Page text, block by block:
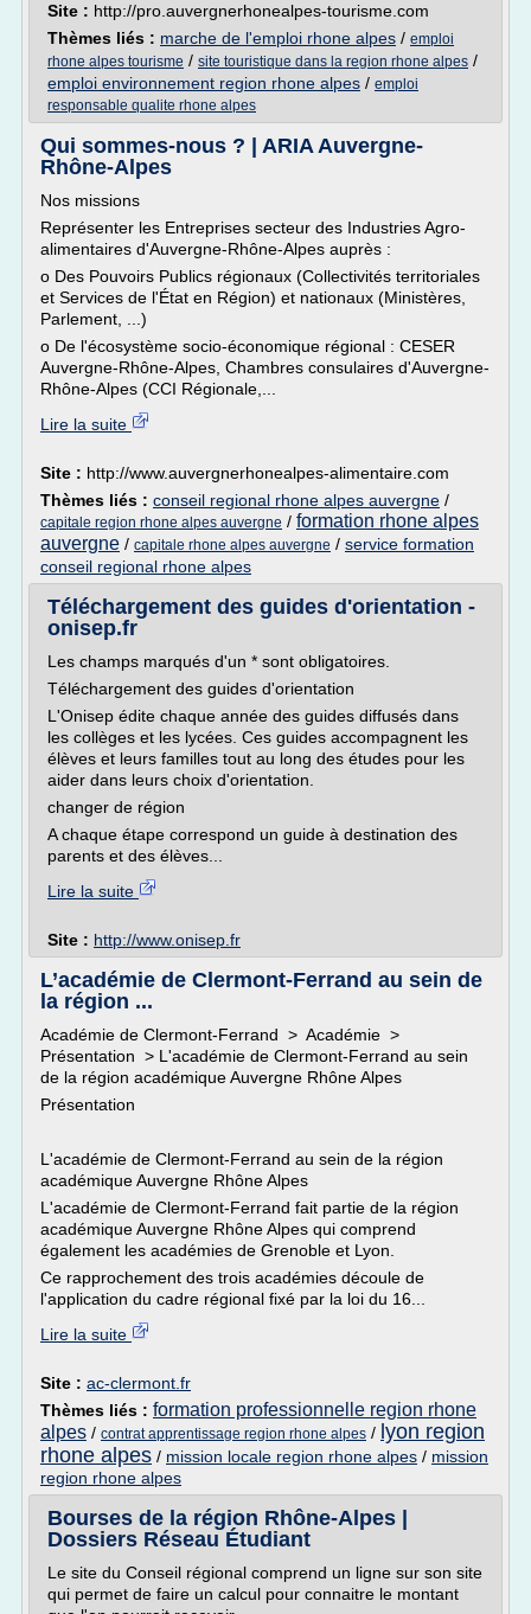
Site : http://pro.auvergnerhonealpes-tourisme.com
Thèmes liés : marche de l'emploi rhone alpes / emploi
rhone alpes tourisme / site touristique dans la region rhone alpes /
emploi environnement region rhone alpes / emploi
responsable qualite rhone alpes
Qui sommes-nous ? | ARIA Auvergne-
Rhône-Alpes
Nos missions
Représenter les Entreprises secteur des Industries Agro-
alimentaires d'Auvergne-Rhône-Alpes auprès :
o Des Pouvoirs Publics régionaux (Collectivités territoriales
et Services de l'État en Région) et nationaux (Ministères,
Parlement, ...)
o De l'écosystème socio-économique régional : CESER
Auvergne-Rhône-Alpes, Chambres consulaires d'Auvergne-
Rhône-Alpes (CCI Régionale,...
Lire la suite
Site : http://www.auvergnerhonealpes-alimentaire.com
Thèmes liés : conseil regional rhone alpes auvergne /
capitale region rhone alpes auvergne / formation rhone alpes
auvergne / capitale rhone alpes auvergne / service formation
conseil regional rhone alpes
Téléchargement des guides d'orientation -
onisep.fr
Les champs marqués d'un * sont obligatoires.
Téléchargement des guides d'orientation
L'Onisep édite chaque année des guides diffusés dans
les collèges et les lycées. Ces guides accompagnent les
élèves et leurs familles tout au long des études pour les
aider dans leurs choix d'orientation.
changer de région
A chaque étape correspond un guide à destination des
parents et des élèves...
Lire la suite
Site : http://www.onisep.fr
L’académie de Clermont-Ferrand au sein de
la région ...
Académie de Clermont-Ferrand > Académie >
Présentation > L'académie de Clermont-Ferrand au sein
de la région académique Auvergne Rhône Alpes
Présentation
L'académie de Clermont-Ferrand au sein de la région
académique Auvergne Rhône Alpes
L'académie de Clermont-Ferrand fait partie de la région
académique Auvergne Rhône Alpes qui comprend
également les académies de Grenoble et Lyon.
Ce rapprochement des trois académies découle de
l'application du cadre régional fixé par la loi du 16...
Lire la suite
Site : ac-clermont.fr
Thèmes liés : formation professionnelle region rhone
alpes / contrat apprentissage region rhone alpes / lyon region
rhone alpes / mission locale region rhone alpes / mission
region rhone alpes
Bourses de la région Rhône-Alpes |
Dossiers Réseau Étudiant
Le site du Conseil régional comprend un ligne sur son site
qui permet de faire un calcul pour connaitre le montant